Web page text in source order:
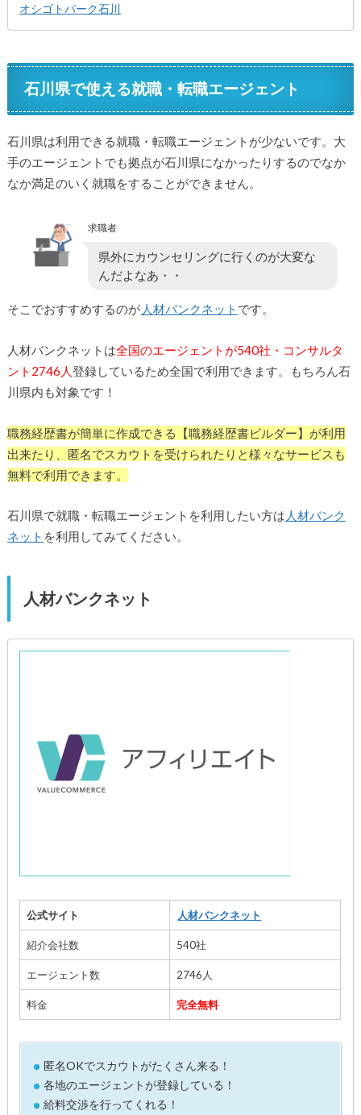
オシゴトパーク石川
石川県で使える就職・転職エージェント
石川県は利用できる就職・転職エージェントが少ないです。大
手のエージェントでも拠点が石川県になかったりするのでなか
なか満足のいく就職をすることができません。
求職者
県外にカウンセリングに行くのが大変な
んだよなあ・・
そこでおすすめするのが 人材バンクネット です。
人材バンクネットは全国のエージェントが540社・コンサルタ
ント2746人登録しているため全国で利用できます。もちろん石
川県内も対象です！
職務経歴書が簡単に作成できる【職務経歴書ビルダー】が利用
出来たり、匿名でスカウトを受けられたりと様々なサービスも
無料で利用できます。
石川県で就職・転職エージェントを利用したい方は 人材バンク
ネット を利用してみてください。
人材バンクネット
公式サイト 人材バンクネット
紹介会社数 540社
エージェント数 2746人
料金 完全無料
匿名OKでスカウトがたくさん来る！
各地のエージェントが登録している！
給料交渉を行ってくれる！